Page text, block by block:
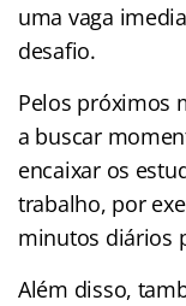
uma vaga
desafio.
Pelos próximos
a buscar
encaixar os
trabalho, por
minutos diários
Além disso,